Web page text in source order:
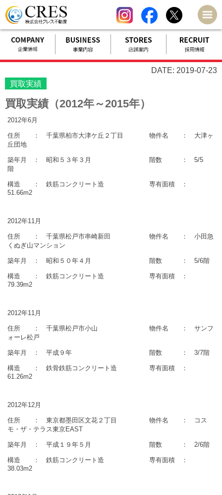
DATE: 2019-07-23
買取実績
買取実績（2012年～2015年）
2012年6月
住所 ： 千葉県柏市大津ケ丘２丁目 物件名 ： 大津ヶ
丘団地
築年月 ： 昭和５３年３月 階数 ： 5/5
階
構造 ： 鉄筋コンクリート造 専有面積 ：
51.66m2
2012年11月
住所 ： 千葉県松戸市串崎新田 物件名 ： 小田急
くぬぎ山マンション
築年月 ： 昭和５０年４月 階数 ： 5/6階
構造 ： 鉄筋コンクリート造 専有面積 ：
79.39m2
2012年11月
住所 ： 千葉県松戸市小山 物件名 ： サンフ
ォーレ松戸
築年月 ： 平成９年 階数 ： 3/7階
構造 ： 鉄骨鉄筋コンクリート造 専有面積 ：
61.26m2
2012年12月
住所 ： 東京都墨田区文花２丁目 物件名 ： コス
モ・ザ・テラス東京EAST
築年月 ： 平成１９年５月 階数 ： 2/6階
構造 ： 鉄筋コンクリート造 専有面積 ：
38.03m2